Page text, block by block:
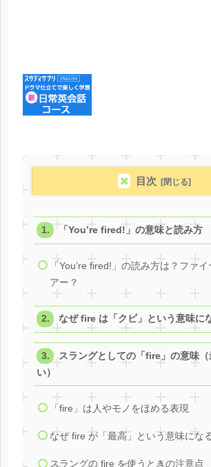
目次
「You’re fired!」の意味と読み方
「You’re fired!」の読み方は？ファ
アー？
なぜ fire は「クビ」という意味に
スラングとしての「fire」の意味
い）
「fire」は人やモノをほめる表現
なぜ fire が「最高」という意味にな
スラングの fire を使うときの注意点